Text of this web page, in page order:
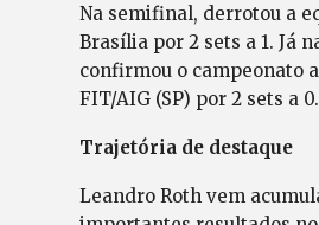
Na semifinal, derrotou a
Brasília por 2 sets a 1. Já
confirmou o campeonato
FIT/AIG (SP) por 2 sets a 0.
Trajetória de destaque
Leandro Roth vem